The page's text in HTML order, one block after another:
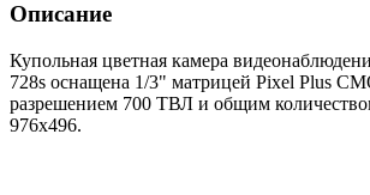
Описание
Купольная цветная камера
728s оснащена 1/3" матрицей Pixel Plus
разрешением 700 ТВЛ и общим
976x496.